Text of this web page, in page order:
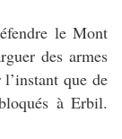
le Mont
des armes
que de
à Erbil.